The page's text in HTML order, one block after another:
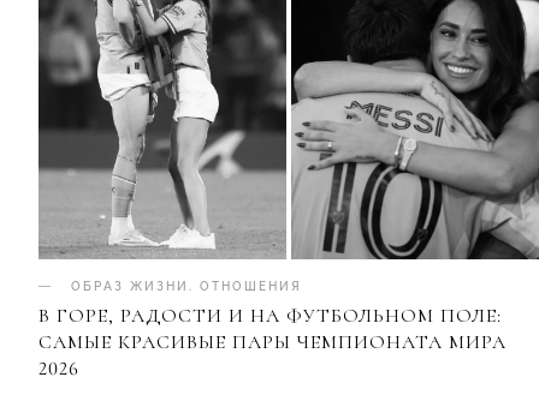
ОБРАЗ ЖИЗНИ . ОТНОШЕНИЯ
В ГОРЕ, РАДОСТИ И НА ФУТБОЛЬНОМ ПОЛЕ:
САМЫЕ КРАСИВЫЕ ПАРЫ ЧЕМПИОНАТА МИРА
2026